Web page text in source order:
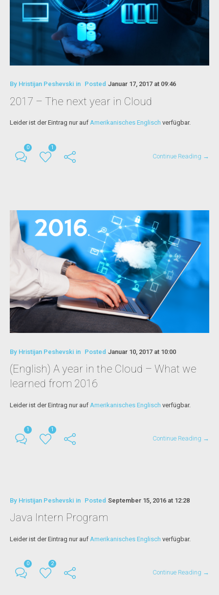
By Hristijan Peshevski in Posted Januar 17, 2017 at 09:46
2017 – The next year in Cloud
Leider ist der Eintrag nur auf Amerikanisches Englisch verfügbar.
0 1
Continue Reading →
By Hristijan Peshevski in Posted Januar 10, 2017 at 10:00
(English) A year in the Cloud – What we
learned from 2016
Leider ist der Eintrag nur auf Amerikanisches Englisch verfügbar.
1 1
Continue Reading →
By Hristijan Peshevski in Posted September 15, 2016 at 12:28
Java Intern Program
Leider ist der Eintrag nur auf Amerikanisches Englisch verfügbar.
0 2
Continue Reading →